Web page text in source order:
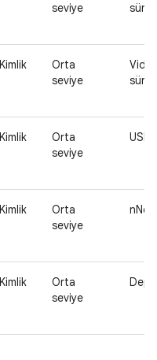
seviye
Kimlik
Orta
seviye
Kimlik
Orta
seviye
USB
Kimlik
Orta
seviye
Kimlik
Orta
seviye